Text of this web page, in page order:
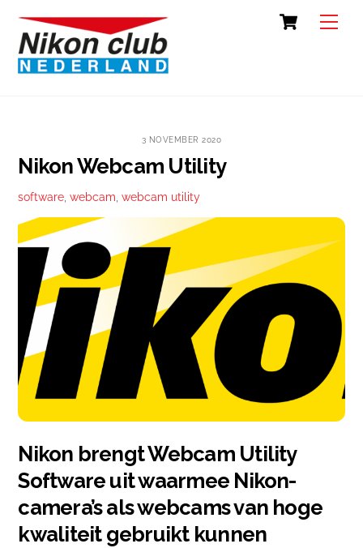
content
Cart
3 NOVEMBER 2020
Nikon Webcam Utility
software ,webcam ,webcam utility
Nikon brengt Webcam Utility
Software uit waarmee Nikon-
camera’s als webcams van hoge
kwaliteit gebruikt kunnen